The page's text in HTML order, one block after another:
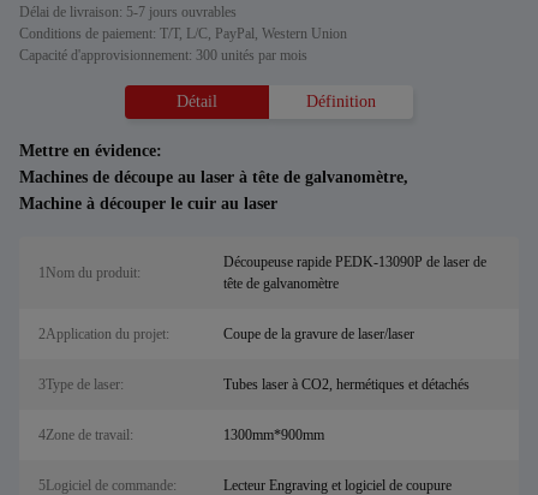
Délai de livraison: 5-7 jours ouvrables
Conditions de paiement: T/T, L/C, PayPal, Western Union
Capacité d'approvisionnement: 300 unités par mois
Détail Définition
Mettre en évidence:
Machines de découpe au laser à tête de galvanomètre,
Machine à découper le cuir au laser
1Nom du produit:
Découpeuse rapide PEDK-13090P de laser de
tête de galvanomètre
2Application du projet: Coupe de la gravure de laser/laser
3Type de laser: Tubes laser à CO2, hermétiques et détachés
4Zone de travail: 1300mm*900mm
5Logiciel de commande: Lecteur Engraving et logiciel de coupure